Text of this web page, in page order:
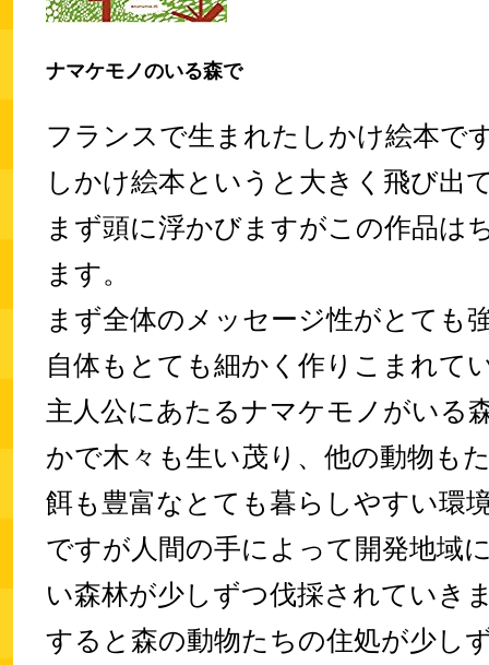
ナマケモノのいる森で
フランスで生まれたしかけ絵本で
しかけ絵本というと大きく飛び出
まず頭に浮かびますがこの作品は
ます。
まず全体のメッセージ性がとても
自体もとても細かく作りこまれて
主人公にあたるナマケモノがいる
かで木々も生い茂り、他の動物も
餌も豊富なとても暮らしやすい環
ですが人間の手によって開発地域
い森林が少しずつ伐採されていき
すると森の動物たちの住処が少し